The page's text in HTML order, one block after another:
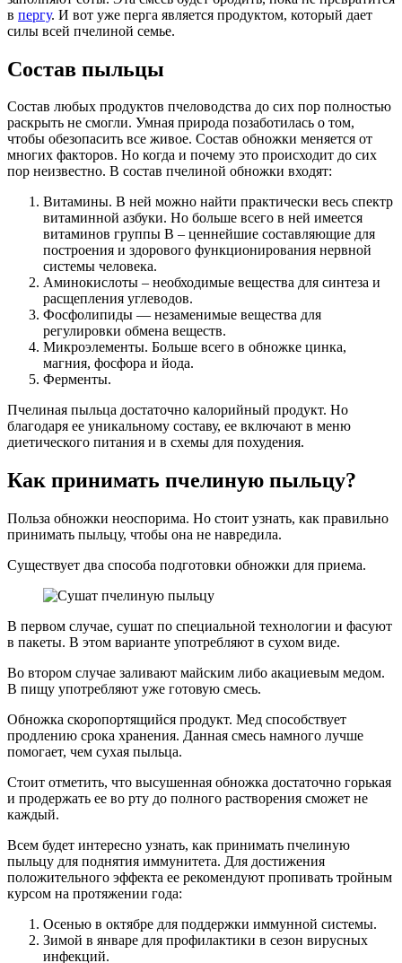
в пергу. И вот уже перга является продуктом, который дает
силы всей пчелиной семье.
Состав пыльцы
Состав любых продуктов пчеловодства до сих пор полностью
раскрыть не смогли. Умная природа позаботилась о том,
чтобы обезопасить все живое. Состав обножки меняется от
многих факторов. Но когда и почему это происходит до сих
пор неизвестно. В состав пчелиной обножки входят:
Витамины. В ней можно найти практически весь спектр
витаминной азбуки. Но больше всего в ней имеется
витаминов группы В – ценнейшие составляющие для
построения и здорового функционирования нервной
системы человека.
Аминокислоты – необходимые вещества для синтеза и
расщепления углеводов.
Фосфолипиды — незаменимые вещества для
регулировки обмена веществ.
Микроэлементы. Больше всего в обножке цинка,
магния, фосфора и йода.
Ферменты.
Пчелиная пыльца достаточно калорийный продукт. Но
благодаря ее уникальному составу, ее включают в меню
диетического питания и в схемы для похудения.
Как принимать пчелиную пыльцу?
Польза обножки неоспорима. Но стоит узнать, как правильно
принимать пыльцу, чтобы она не навредила.
Существует два способа подготовки обножки для приема.
В первом случае, сушат по специальной технологии и фасуют
в пакеты. В этом варианте употребляют в сухом виде.
Во втором случае заливают майским либо акациевым медом.
В пищу употребляют уже готовую смесь.
Обножка скоропортящийся продукт. Мед способствует
продлению срока хранения. Данная смесь намного лучше
помогает, чем сухая пыльца.
Стоит отметить, что высушенная обножка достаточно горькая
и продержать ее во рту до полного растворения сможет не
каждый.
Всем будет интересно узнать, как принимать пчелиную
пыльцу для поднятия иммунитета. Для достижения
положительного эффекта ее рекомендуют пропивать тройным
курсом на протяжении года:
Осенью в октябре для поддержки иммунной системы.
Зимой в январе для профилактики в сезон вирусных
инфекций.